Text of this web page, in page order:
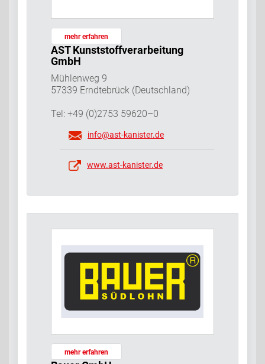
mehr erfahren
AST Kunststoffverarbeitung
GmbH
Mühlenweg 9
57339 Erndtebrück (Deutschland)
Tel: +49 (0)2753 59620–0
info@ast-kanister.de
www.ast-kanister.de
mehr erfahren